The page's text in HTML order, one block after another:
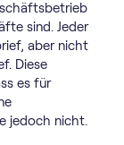
sind. Jeder
aber nicht
Diese
es für
jedoch nicht.